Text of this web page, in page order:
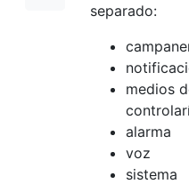
separado:
medios
alarma
voz
sistema